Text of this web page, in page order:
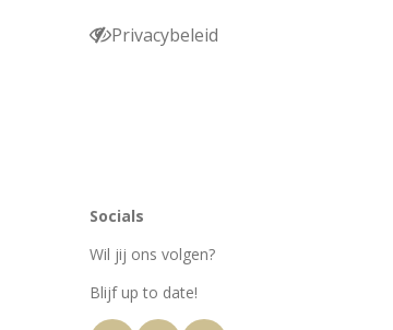
Privacybeleid
Socials
Wil jij ons volgen?
Blijf up to date!